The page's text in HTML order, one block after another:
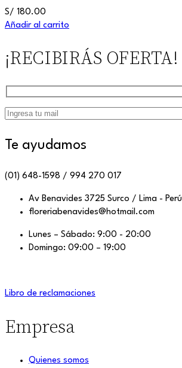
S/ 180.00
Añadir al carrito
¡RECIBIRÁS OFERTA!
Te ayudamos
(01) 648-1598 / 994 270 017
Av Benavides 3725 Surco / Lima - Perú
floreriabenavides@hotmail.com
Lunes – Sábado: 9:00 - 20:00
Domingo: 09:00 – 19:00
Libro de reclamaciones
Empresa
Quienes somos